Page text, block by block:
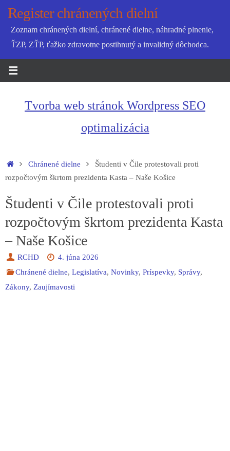
SkipRegister chránených dielní
Zoznam chránených dielní, chránené dielne, náhradné plnenie,
ŤZP, ZŤP, ťažko zdravotne postihnutý a invalidný dôchodca.
Tvorba web stránok Wordpress SEO
optimalizácia
HomeChránené dielne
Študenti v Čile protestovali proti
rozpočtovým škrtom prezidenta Kasta – Naše Košice
Študenti v Čile protestovali proti
rozpočtovým škrtom prezidenta Kasta
– Naše Košice
RCHD
4. júna 2026
Chránené dielne,Legislatíva,Novinky,Príspevky, Správy,
Zákony, Zaujímavosti